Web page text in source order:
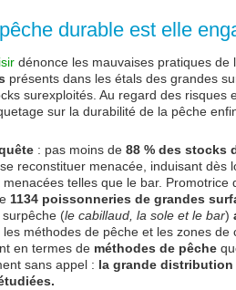
durable est elle
dénonce les mauvaises pratiques
présents dans les étals des grandes
surexploités. Au regard des risques
sur la durabilité de la pêche
: pas moins de 88 % des stocks
reconstituer menacée, induisant dès
telles que le bar. Promotrice
1134 poissonneries de grandes
(le cabillaud, la sole et le bar)
les méthodes de pêche et les zones de
en termes de méthodes de pêche
sans appel : la grande distribution